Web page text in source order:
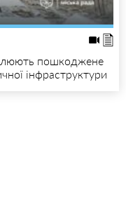
пошкоджене
інфраструктури